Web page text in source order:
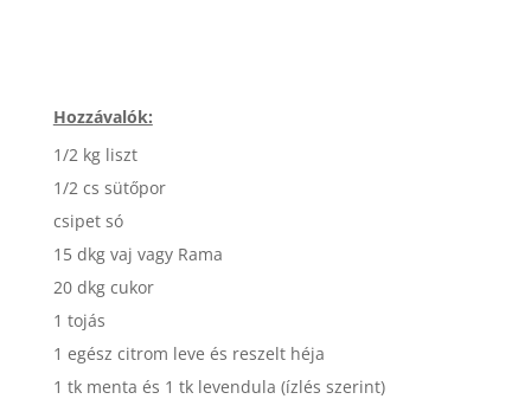
Hozzávalók:
1/2 kg liszt
1/2 cs sütőpor
csipet só
15 dkg vaj vagy Rama
20 dkg cukor
1 tojás
1 egész citrom leve és reszelt héja
1 tk menta és 1 tk levendula (ízlés szerint)